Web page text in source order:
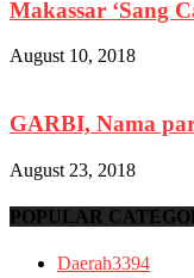
Makassar ‘Sang
August 10, 2018
GARBI, Nama
August 23, 2018
POPULAR
Daerah3394